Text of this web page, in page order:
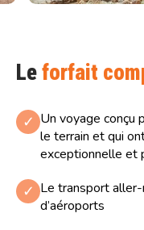
Leforfait
✓ Un voyage conçu
le terrain et qui
exceptionnelle et
✓ Le transport
d’aéroports